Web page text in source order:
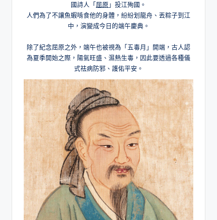
國詩人「屈原 」投江殉國。
人們為了不讓魚蝦啃食他的身體，紛紛划龍舟、丟粽子到江
中，演變成今日的端午慶典。
除了紀念屈原之外，端午也被視為「五毒月」開端，古人認
為夏季開始之際，陽氣旺盛、濕熱生毒，因此要透過各種儀
式祛病防邪、護佑平安。